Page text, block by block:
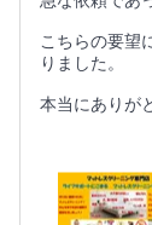
こちらの要望
りました。
本当にありが